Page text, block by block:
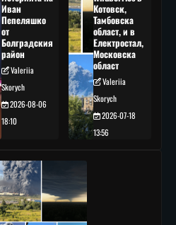
Иван
Пепеляшко
от
Болградския
район
Valeriia
Skorych
2026-08-06
18:10
Котовск,
Тамбовска
област, и в
Електростал,
Московска
област
Valeriia
Skorych
2026-07-18
13:56